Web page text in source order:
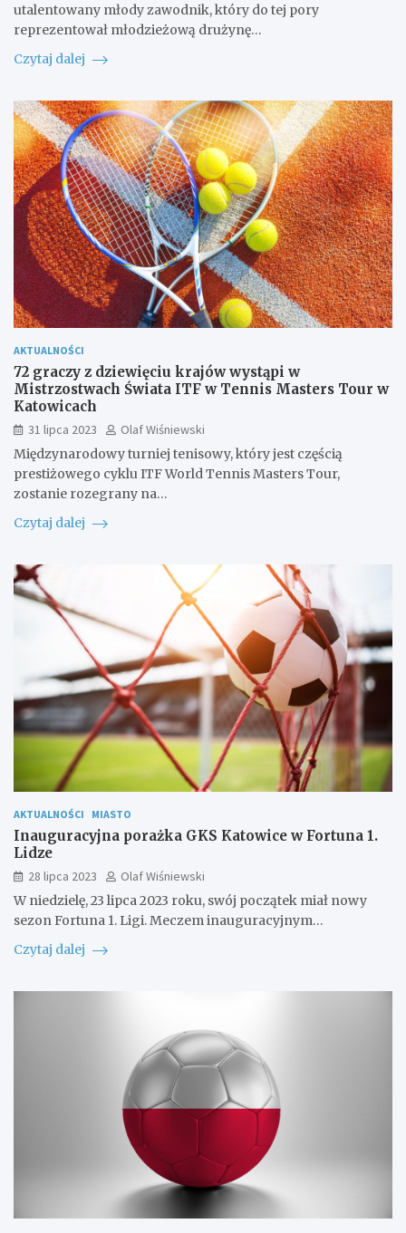
utalentowany młody zawodnik, który do tej pory
reprezentował młodzieżową drużynę…
Czytaj dalej
AKTUALNOŚCI
72 graczy z dziewięciu krajów wystąpi w
Mistrzostwach Świata ITF w Tennis Masters Tour w
Katowicach
31 lipca 2023
Olaf Wiśniewski
Międzynarodowy turniej tenisowy, który jest częścią
prestiżowego cyklu ITF World Tennis Masters Tour,
zostanie rozegrany na…
Czytaj dalej
AKTUALNOŚCI MIASTO
Inauguracyjna porażka GKS Katowice w Fortuna 1.
Lidze
28 lipca 2023
Olaf Wiśniewski
W niedzielę, 23 lipca 2023 roku, swój początek miał nowy
sezon Fortuna 1. Ligi. Meczem inauguracyjnym…
Czytaj dalej